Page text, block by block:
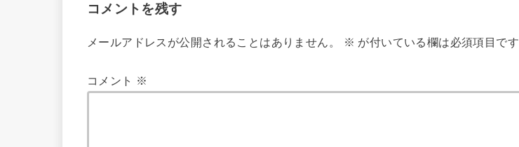
コメントを残す
メールアドレスが公開されることはありません。 ※ が付いている欄は必須項目です
コメント ※